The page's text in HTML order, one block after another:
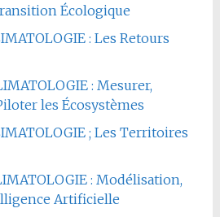
Écologique
: Les Retours
: Mesurer,
les Écosystèmes
; Les Territoires
: Modélisation,
Artificielle